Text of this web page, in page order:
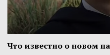
Что известно о новом